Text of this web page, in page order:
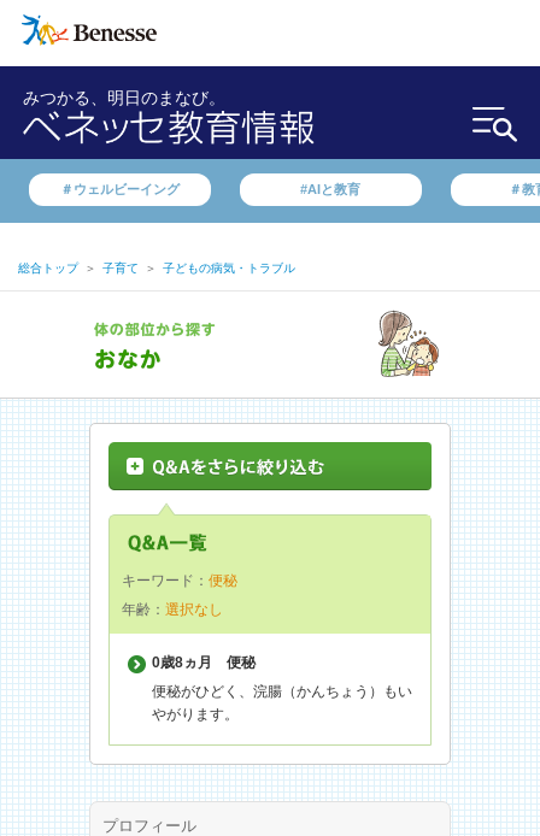
みつかる、明日のまなび。
＃ウェルビーイング #AIと教育 ＃教
総合トップ ＞ 子育て ＞ 子どもの病気・トラブル
キーワード： 便秘
年齢： 選択なし
0歳8ヵ月
便秘
便秘がひどく、浣腸（かんちょう）もい
やがります。
プロフィール